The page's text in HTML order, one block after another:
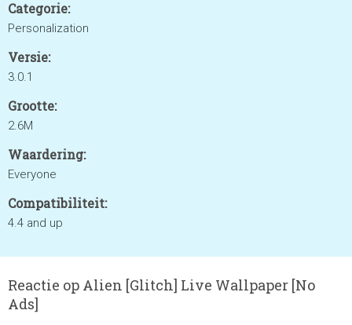
Categorie:
Personalization
Versie:
3.0.1
Grootte:
2.6M
Waardering:
Everyone
Compatibiliteit:
4.4 and up
Reactie op Alien [Glitch] Live Wallpaper [No
Ads]